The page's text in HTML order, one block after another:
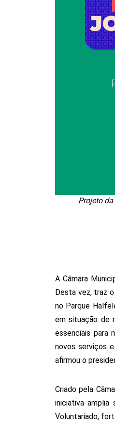
Projeto
A Câmara
Desta vez, traz
no Parque
em situação de
essenciais para
novos serviços
afirmou o
Criado pela
iniciativa
Voluntariado,